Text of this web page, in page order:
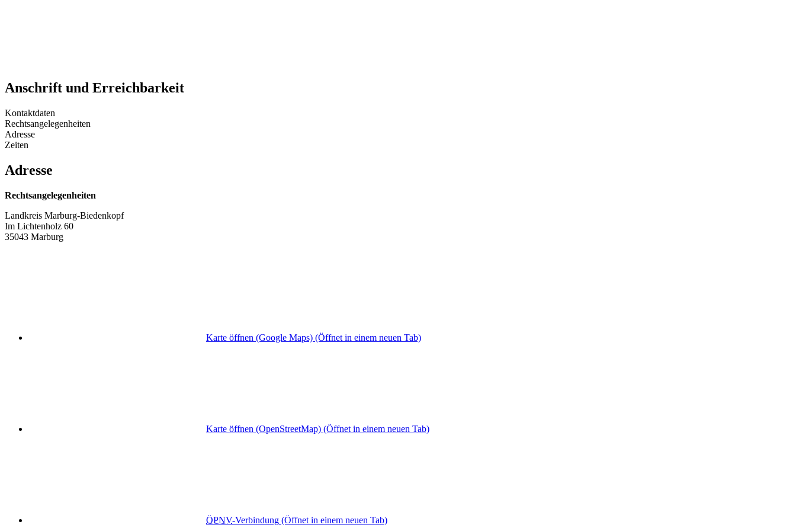
Anschrift und Erreichbarkeit
Kontaktdaten
Rechtsangelegenheiten
Adresse
Zeiten
Adresse
Rechtsangelegenheiten
Landkreis Marburg-Biedenkopf
Im Lichtenholz 60
35043 Marburg
Karte öffnen (Google Maps) (Öffnet in einem neuen Tab)
Karte öffnen (OpenStreetMap) (Öffnet in einem neuen Tab)
ÖPNV-Verbindung (Öffnet in einem neuen Tab)